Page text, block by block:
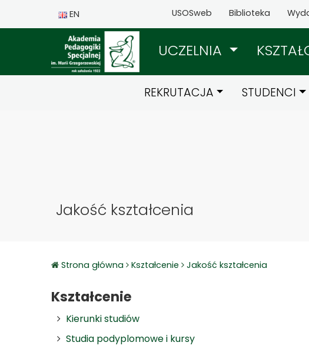
EN USOSweb Biblioteka
UCZELNIA
REKRUTACJA STUDENCI
Jakość kształcenia
Strona główna Kształcenie Jakość kształcenia
Kształcenie
Kierunki studiów
Studia podyplomowe i kursy